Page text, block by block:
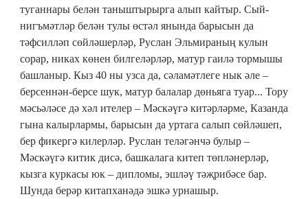
туганнары белән таныштырырга алып кайтыр. Сый-
нигъмәтләр белән тулы өстәл янында барысын да
тәфсилләп сөйләшерләр, Руслан Эльмираның кулын
сорар, никах көнен билгеләрләр, матур гаилә тормышы
башланыр. Кыз 40 ны узса да, сәламәтлеге нык әле –
берсеннән-берсе шук, матур балалар дөньяга туар... Тору
мәсьәләсе дә хәл ителер – Мәскәүгә китәрләрме, Казанда
гына калырлармы, барысын да уртага салып сөйләшеп,
бер фикергә килерләр. Руслан теләгәнчә булыр –
Мәскәүгә китик дисә, башкалага китеп төпләнерләр,
кызга куркасы юк – дипломы, эшләү тәҗрибәсе бар.
Шунда берәр китапханәдә эшкә урнашыр.